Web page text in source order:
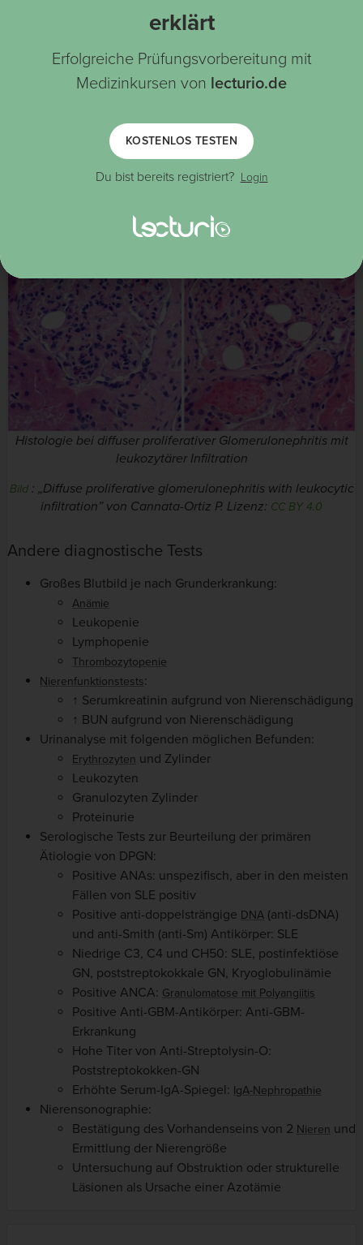
Bei SLE: Drahtschleifenläsionen im mesangialen
Bei Anti-GBM-Erkankung: lineare und
intramembranöse Ablagerungen
Bei ANCA-assoziierter GN: wenige oder keine
Ablagerungen
Histologie bei diffuser proliferativer Glomerulonephritis mit
leukozytärer Infiltration
Bild: „Diffuse proliferative glomerulonephritis with leukocytic
infiltration” von Cannata-Ortiz P. Lizenz: CC BY 4.0
Andere diagnostische Tests
Großes Blutbild je nach Grunderkrankung:
Anämie
Leukopenie
Lymphopenie
Thrombozytopenie
Nierenfunktionstests:
↑ Serumkreatinin aufgrund von Nierenschädigung
↑ BUN aufgrund von Nierenschädigung
Urinanalyse mit folgenden möglichen Befunden:
Erythrozyten und Zylinder
Leukozyten
Granulozyten Zylinder
Proteinurie
Serologische Tests zur Beurteilung der primären
Ätiologie von DPGN:
Positive ANAs: unspezifisch, aber in den meisten
Fällen von SLE positiv
Positive anti-doppelsträngige DNA (anti-dsDNA)
und anti-Smith (anti-Sm) Antikörper: SLE
Niedrige C3, C4 und CH50: SLE, postinfektiöse
GN, poststreptokokkale GN, Kryoglobulinämie
Positive ANCA: Granulomatose mit Polyangiitis
Positive Anti-GBM-Antikörper: Anti-GBM-
Erkrankung
Hohe Titer von Anti-Streptolysin-O:
Poststreptokokken-GN
Erhöhte Serum-IgA-Spiegel: IgA-Nephropathie
Nierensonographie:
Bestätigung des Vorhandenseins von 2 Nieren und
Ermittlung der Nierengröße
Untersuchung auf Obstruktion oder strukturelle
Läsionen als Ursache einer Azotämie
erklärt
Erfolgreiche Prüfungsvorbereitung mit
Medizinkursen von lecturio.de
KOSTENLOS TESTEN
Du bist bereits registriert? Login